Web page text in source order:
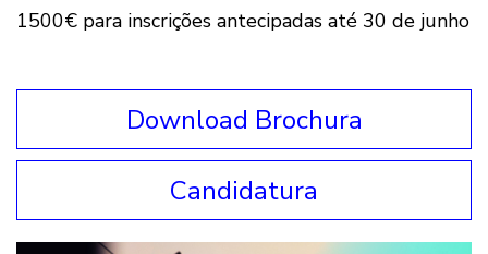
1500€ para inscrições antecipadas até 30 de junho
Download Brochura
Candidatura